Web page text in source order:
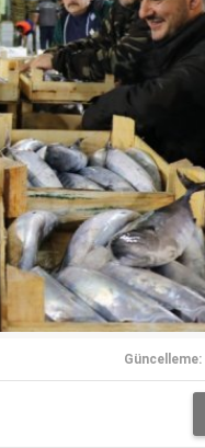
Güncelleme: